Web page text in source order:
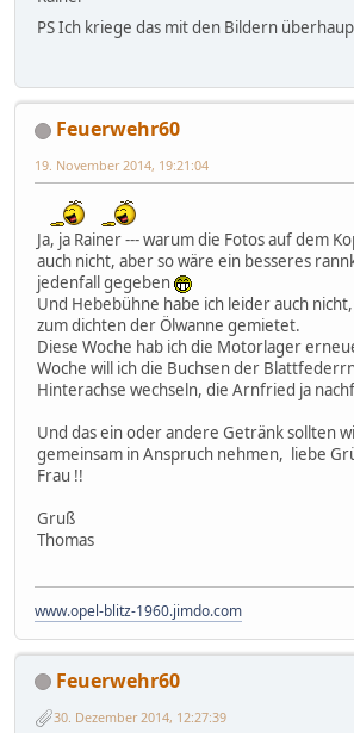
PS Ich kriege das mit den Bildern
Feuerwehr60
19. November 2014, 19:21:04
Ja, ja Rainer --- warum die Fotos auf dem
auch nicht, aber so wäre ein besseres
jedenfall gegeben
Und Hebebühne habe ich leider auch
zum dichten der Ölwanne gemietet.
Diese Woche hab ich die Motorlager
Woche will ich die Buchsen der
Hinterachse wechseln, die Arnfried ja
Und das ein oder andere Getränk sollten
gemeinsam in Anspruch nehmen, liebe
Frau !!
Gruß
Thomas
www.opel-blitz-1960.jimdo.com
Feuerwehr60
30. Dezember 2014, 12:27:39